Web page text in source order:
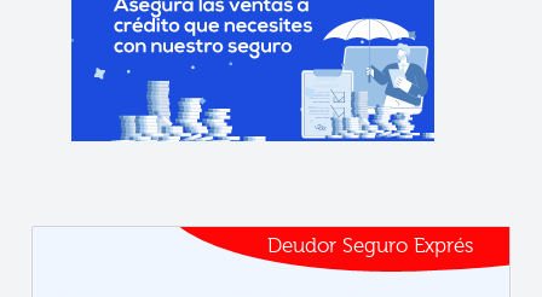
Deudor Seguro Exprés